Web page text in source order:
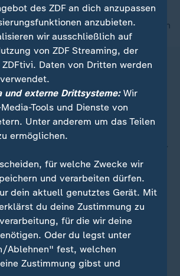
nach oben
Videos
des ZDF an dich anzupassen
anzubieten.
wir ausschließlich auf
von ZDF Streaming, der
ZDFtivi. Daten von Dritten werden
und externe Drittsysteme:Wir
Tools und Dienste von
Unter anderem um das Teilen
ermöglichen.
für welche Zwecke wir
und verarbeiten dürfen.
dein aktuell genutztes Gerät. Mit
du deine Zustimmung zu
für die wir deine
Oder du legst unter
Ablehnen" fest, welchen
Zustimmung gibst und